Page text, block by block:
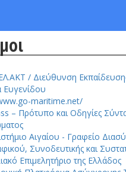
/ Διεύθυνση
Ευγενίδου
maritime.net/
– Πρότυπο και Οδηγίες
Αιγαίου - Γραφείο
Συνοδευτικής και
Επιμελητήριο της Ελλάδος